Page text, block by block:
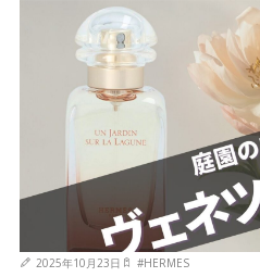
2025年10月23日 #HERMES